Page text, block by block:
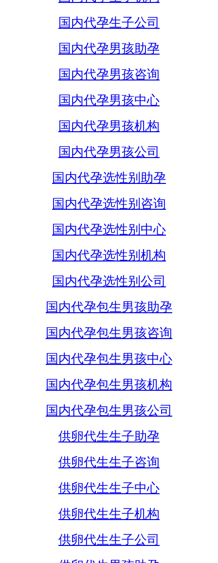
国内代孕生子公司
国内代孕男孩助孕
国内代孕男孩咨询
国内代孕男孩中心
国内代孕男孩机构
国内代孕男孩公司
国内代孕选性别助孕
国内代孕选性别咨询
国内代孕选性别中心
国内代孕选性别机构
国内代孕选性别公司
国内代孕包生男孩助孕
国内代孕包生男孩咨询
国内代孕包生男孩中心
国内代孕包生男孩机构
国内代孕包生男孩公司
供卵代生生子助孕
供卵代生生子咨询
供卵代生生子中心
供卵代生生子机构
供卵代生生子公司